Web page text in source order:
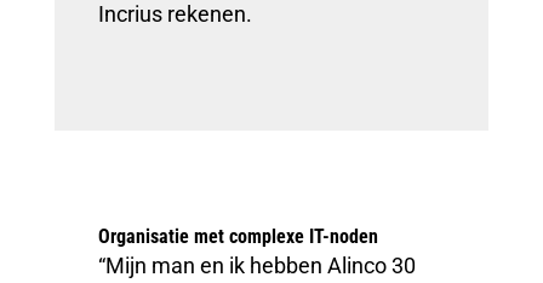
Incrius rekenen.
Organisatie met complexe IT-noden
“Mijn man en ik hebben Alinco 30